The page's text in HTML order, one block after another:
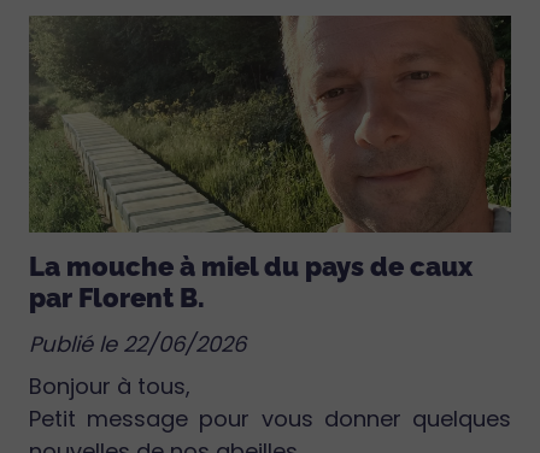
La mouche à miel du pays de caux
par Florent B.
Publié le 22/06/2026
Bonjour à tous,
Petit message pour vous donner quelques